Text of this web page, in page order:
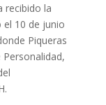
recibido la
el 10 de junio
Piqueras